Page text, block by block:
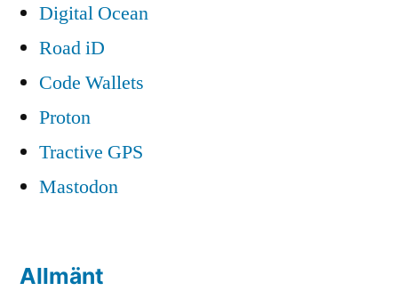
Digital Ocean
Road iD
Code Wallets
Proton
Tractive GPS
Mastodon
Allmänt